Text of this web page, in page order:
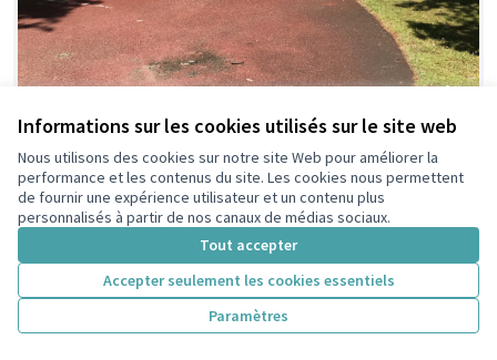
Informations sur les cookies utilisés sur le site web
Nous utilisons des cookies sur notre site Web pour améliorer la
performance et les contenus du site. Les cookies nous permettent
de fournir une expérience utilisateur et un contenu plus
personnalisés à partir de nos canaux de médias sociaux.
Tout accepter
Accepter seulement les cookies essentiels
Paramètres
Rénovation du Terrain de Foot et
Retenue